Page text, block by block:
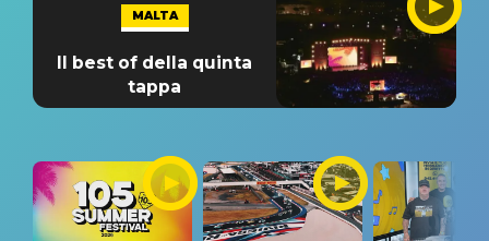
MALTA
Il best of della quinta
tappa